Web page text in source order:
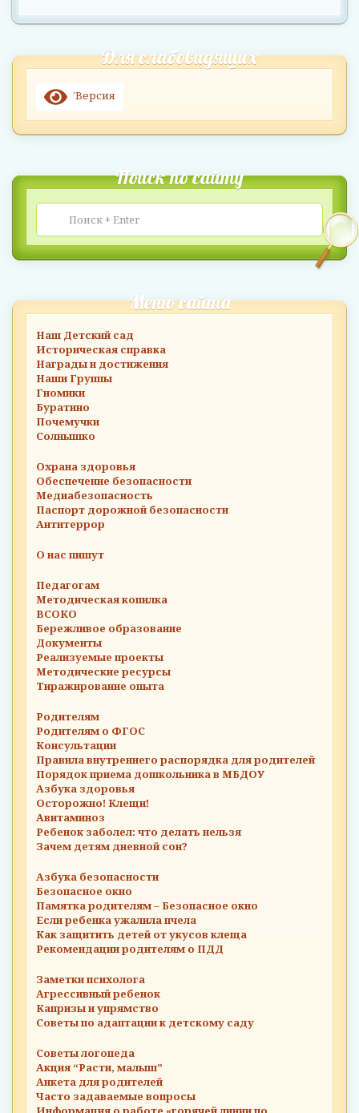
Для слабовидящих
’Версия
Поиск по сайту
Меню сайта
Наш Детский сад
Историческая справка
Награды и достижения
Наши Группы
Гномики
Буратино
Почемучки
Солнышко
Охрана здоровья
Обеспечение безопасности
Медиабезопасность
Паспорт дорожной безопасности
Антитеррор
О нас пишут
Педагогам
Методическая копилка
ВСОКО
Бережливое образование
Документы
Реализуемые проекты
Методические ресурсы
Тиражирование опыта
Родителям
Родителям о ФГОС
Консультации
Правила внутреннего распорядка для родителей
Порядок приема дошкольника в МБДОУ
Азбука здоровья
Осторожно! Клещи!
Авитаминоз
Ребенок заболел: что делать нельзя
Зачем детям дневной сон?
Азбука безопасности
Безопасное окно
Памятка родителям – Безопасное окно
Если ребенка ужалила пчела
Как защитить детей от укусов клеща
Рекомендации родителям о ПДД
Заметки психолога
Агрессивный ребенок
Капризы и упрямство
Советы по адаптации к детскому саду
Советы логопеда
Акция “Расти, малыш”
Анкета для родителей
Часто задаваемые вопросы